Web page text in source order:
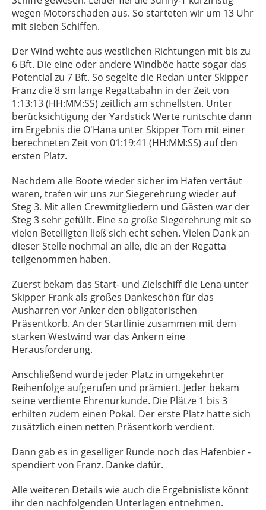
wegen Motorschaden aus. So starteten wir um 13 Uhr
mit sieben Schiffen.
Der Wind wehte aus westlichen Richtungen mit bis zu
6 Bft. Die eine oder andere Windböe hatte sogar das
Potential zu 7 Bft. So segelte die Redan unter Skipper
Franz die 8 sm lange Regattabahn in der Zeit von
1:13:13 (HH:MM:SS) zeitlich am schnellsten. Unter
berücksichtigung der Yardstick Werte runtschte dann
im Ergebnis die O'Hana unter Skipper Tom mit einer
berechneten Zeit von 01:19:41 (HH:MM:SS) auf den
ersten Platz.
Nachdem alle Boote wieder sicher im Hafen vertäut
waren, trafen wir uns zur Siegerehrung wieder auf
Steg 3. Mit allen Crewmitgliedern und Gästen war der
Steg 3 sehr gefüllt. Eine so große Siegerehrung mit so
vielen Beteiligten ließ sich echt sehen. Vielen Dank an
dieser Stelle nochmal an alle, die an der Regatta
teilgenommen haben.
Zuerst bekam das Start- und Zielschiff die Lena unter
Skipper Frank als großes Dankeschön für das
Ausharren vor Anker den obligatorischen
Präsentkorb. An der Startlinie zusammen mit dem
starken Westwind war das Ankern eine
Herausforderung.
Anschließend wurde jeder Platz in umgekehrter
Reihenfolge aufgerufen und prämiert. Jeder bekam
seine verdiente Ehrenurkunde. Die Plätze 1 bis 3
erhilten zudem einen Pokal. Der erste Platz hatte sich
zusätzlich einen netten Präsentkorb verdient.
Dann gab es in geselliger Runde noch das Hafenbier -
spendiert von Franz. Danke dafür.
Alle weiteren Details wie auch die Ergebnisliste könnt
ihr den nachfolgenden Unterlagen entnehmen.